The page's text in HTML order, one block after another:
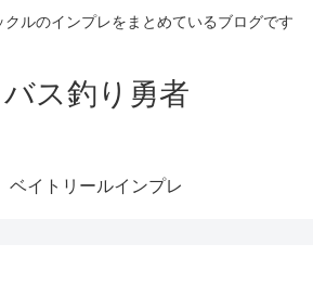
クルのインプレをまとめているブログです
バス釣り勇者
ベイトリールインプレ